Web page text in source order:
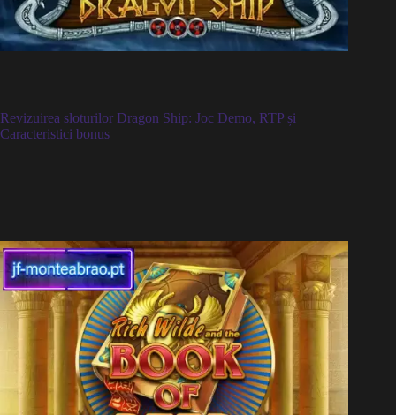
Revizuirea sloturilor Dragon Ship: Joc Demo, RTP și
Caracteristici bonus